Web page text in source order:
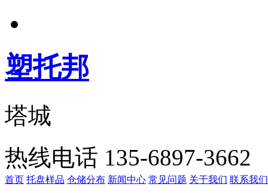
塑托邦
塔城
热线电话 135-6897-3662
首页 托盘样品 仓储分布 新闻中心 常见问题 关于我们 联系我们